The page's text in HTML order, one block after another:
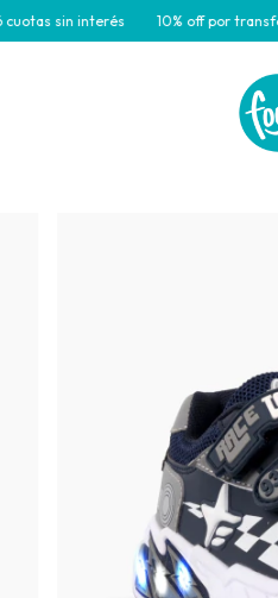
sin interés 10% off por transferencia